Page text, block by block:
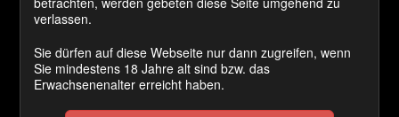
verlassen.
Sie dürfen auf diese Webseite nur dann zugreifen, wenn
Sie mindestens 18 Jahre alt sind bzw. das
Erwachsenenalter erreicht haben.